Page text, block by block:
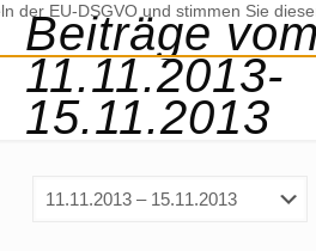
Beiträge
11.11.2013-
15.11.2013
der EU-DSGVO und stimmen Sie